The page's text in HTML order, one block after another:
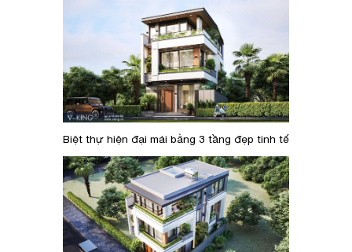
Biệt thự hiện đại mái bằng 3 tầng đẹp tinh tế